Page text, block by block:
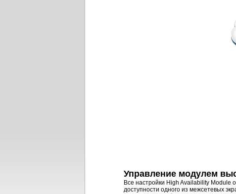
Управление модулем
Все настройки High Availability Module
доступности одного из межсетевых